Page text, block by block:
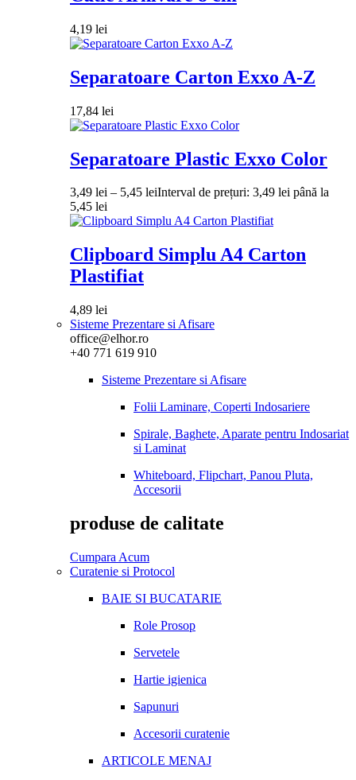
4,19 lei
Separatoare Carton Exxo A-Z
17,84 lei
Separatoare Plastic Exxo Color
3,49 lei – 5,45 leiInterval de prețuri: 3,49 lei până la
5,45 lei
Clipboard Simplu A4 Carton
Plastifiat
4,89 lei
Sisteme Prezentare si Afisare
office@elhor.ro
+40 771 619 910
Sisteme Prezentare si Afisare
Folii Laminare, Coperti Indosariere
Spirale, Baghete, Aparate pentru Indosariat
si Laminat
Whiteboard, Flipchart, Panou Pluta,
Accesorii
produse de calitate
Cumpara Acum
Curatenie si Protocol
BAIE SI BUCATARIE
Role Prosop
Servetele
Hartie igienica
Sapunuri
Accesorii curatenie
ARTICOLE MENAJ